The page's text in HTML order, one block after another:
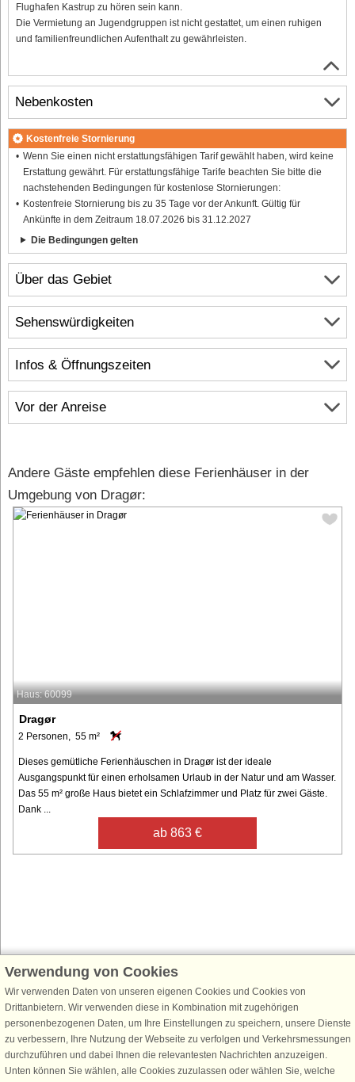
Flughafen Kastrup zu hören sein kann.
Die Vermietung an Jugendgruppen ist nicht gestattet, um einen ruhigen
und familienfreundlichen Aufenthalt zu gewährleisten.
Über das Gebiet
Infos & Öffnungszeiten
Vor der Anreise
Nebenkosten
Kostenfreie Stornierung
Wenn Sie einen nicht erstattungsfähigen Tarif gewählt haben, wird keine
Erstattung gewährt. Für erstattungsfähige Tarife beachten Sie bitte die
nachstehenden Bedingungen für kostenlose Stornierungen:
Kostenfreie Stornierung bis zu 35 Tage vor der Ankunft. Gültig für
Ankünfte in dem Zeitraum 18.07.2026 bis 31.12.2027
Die Bedingungen gelten
Sehenswürdigkeiten
Andere Gäste empfehlen diese Ferienhäuser in der
Umgebung von Dragør:
Haus: 60099
Dragør
2 Personen, 55 m²
Dieses gemütliche Ferienhäuschen in Dragør ist der ideale
Ausgangspunkt für einen erholsamen Urlaub in der Natur und am Wasser.
Das 55 m² große Haus bietet ein Schlafzimmer und Platz für zwei Gäste.
Dank ...
ab 863 €
Schließen Sie sich 100.000 Ferienhaus-Fans an
Erhalten Sie einenWillkommensgutschein von 25 € für Ihren nächsten
Ferienhausurlaub - melden Sie sich einfach für den DanCenter Newsletter
an. Verpassen Sie nie wieder exklusive Angebote, Gewinnspiele und
Urlaubstipps!
Verwendung von Cookies
Wir verwenden Daten von unseren eigenen Cookies und Cookies von
Drittanbietern. Wir verwenden diese in Kombination mit zugehörigen
personenbezogenen Daten, um Ihre Einstellungen zu speichern, unsere Dienste
zu verbessern, Ihre Nutzung der Webseite zu verfolgen und Verkehrsmessungen
durchzuführen und dabei Ihnen die relevantesten Nachrichten anzuzeigen.
Unten können Sie wählen, alle Cookies zuzulassen oder wählen Sie, welche